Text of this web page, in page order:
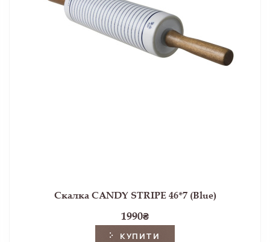
Скалка CANDY STRIPE 46*7 (Blue)
1990₴
КУПИТИ